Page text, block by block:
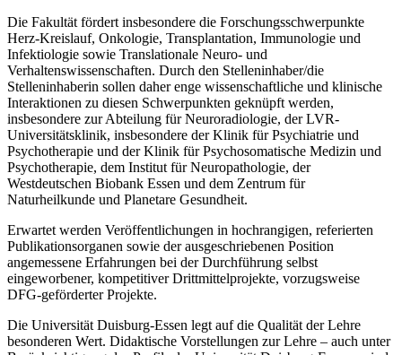
Die Fakultät fördert insbesondere die Forschungsschwerpunkte
Herz-Kreislauf, Onkologie, Transplantation, Immunologie und
Infektiologie sowie Translationale Neuro- und
Verhaltenswissenschaften. Durch den Stelleninhaber/die
Stelleninhaberin sollen daher enge wissenschaftliche und klinische
Interaktionen zu diesen Schwerpunkten geknüpft werden,
insbesondere zur Abteilung für Neuroradiologie, der LVR-
Universitätsklinik, insbesondere der Klinik für Psychiatrie und
Psychotherapie und der Klinik für Psychosomatische Medizin und
Psychotherapie, dem Institut für Neuropathologie, der
Westdeutschen Biobank Essen und dem Zentrum für
Naturheilkunde und Planetare Gesundheit.
Erwartet werden Veröffentlichungen in hochrangigen, referierten
Publikationsorganen sowie der ausgeschriebenen Position
angemessene Erfahrungen bei der Durchführung selbst
eingeworbener, kompetitiver Drittmittelprojekte, vorzugsweise
DFG-geförderter Projekte.
Die Universität Duisburg-Essen legt auf die Qualität der Lehre
besonderen Wert. Didaktische Vorstellungen zur Lehre – auch unter